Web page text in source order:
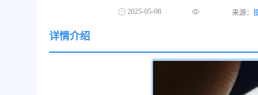
2025-05-08 来源：
详情介绍